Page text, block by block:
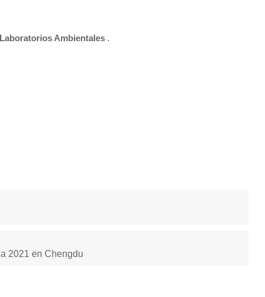
Laboratorios Ambientales .
2021 en Chengdu